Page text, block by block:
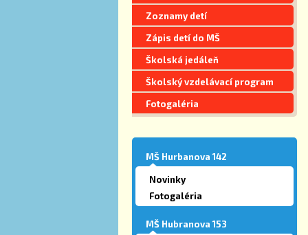
Zoznamy detí
Zápis detí do MŠ
Školská jedáleň
Školský vzdelávací program
Fotogaléria
MŠ Hurbanova 142
Novinky
Fotogaléria
MŠ Hubranova 153